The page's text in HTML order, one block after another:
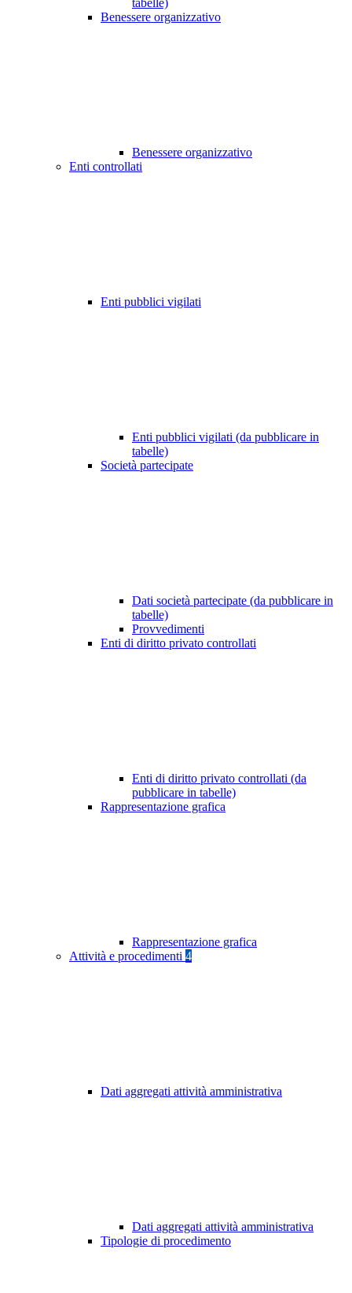
tabelle)
Benessere organizzativo
Benessere organizzativo
Enti controllati
Enti pubblici vigilati
Enti pubblici vigilati (da pubblicare in
tabelle)
Società partecipate
Dati società partecipate (da pubblicare in
tabelle)
Provvedimenti
Enti di diritto privato controllati
Enti di diritto privato controllati (da
pubblicare in tabelle)
Rappresentazione grafica
Rappresentazione grafica
Attività e procedimenti 4
Dati aggregati attività amministrativa
Dati aggregati attività amministrativa
Tipologie di procedimento